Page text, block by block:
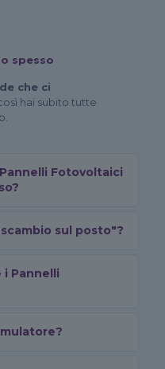
spesso
che ci
così hai subito tutte
Fotovoltaici
sul posto"?
Pannelli